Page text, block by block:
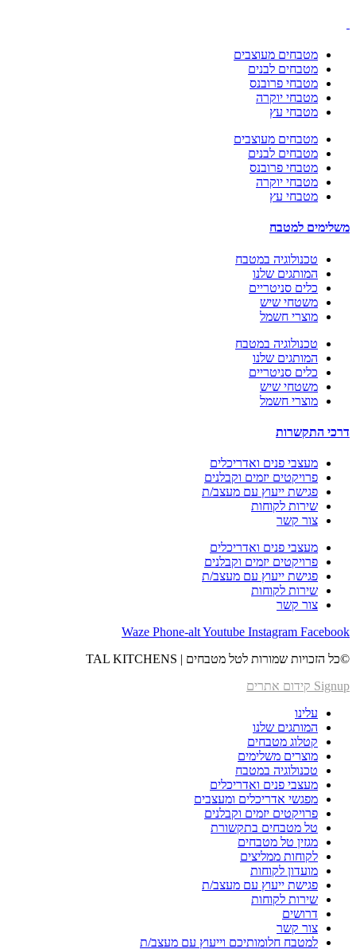
מטבחים מעוצבים
מטבחים לבנים
מטבחי פרובנס
מטבחי יוקרה
מטבחי עץ
מטבחים מעוצבים
מטבחים לבנים
מטבחי פרובנס
מטבחי יוקרה
מטבחי עץ
משלימים למטבח
טכנולוגיה במטבח
המותגים שלנו
כלים סניטריים
משטחי שיש
מוצרי חשמל
טכנולוגיה במטבח
המותגים שלנו
כלים סניטריים
משטחי שיש
מוצרי חשמל
דרכי התקשרות
מעצבי פנים ואדריכלים
פרויקטים יזמים וקבלנים
פגישת ייעוץ עם מעצב/ת
שירות לקוחות
צור‬ קשר
מעצבי פנים ואדריכלים
פרויקטים יזמים וקבלנים
פגישת ייעוץ עם מעצב/ת
שירות לקוחות
צור‬ קשר
Waze Phone-altYoutube Instagram Facebook
©כל הזכויות שמורות לטל מטבחים | TAL KITCHENS
Signup קידום אתרים
עלינו
המותגים שלנו
קטלוג מטבחים
מוצרים משלימים
טכנולוגיה במטבח
מעצבי פנים ואדריכלים
מפגשי אדריכלים ומעצבים
פרויקטים יזמים וקבלנים
טל מטבחים בתקשורת
מגזין טל מטבחים
לקוחות ממליצים
מועדון לקוחות
פגישת ייעוץ עם מעצב/ת
שירות לקוחות
דרושים
צור‬ קשר
למטבח חלומותיכם וייעוץ עם מעצב/ת